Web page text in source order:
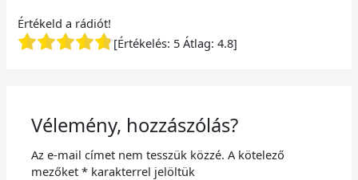
Értékeld a rádiót!
[Értékelés: 5 Átlag:4.8]
Vélemény, hozzászólás?
Az e-mail címet nem tesszük közzé. A kötelező
mezőket* karakterrel jelöltük